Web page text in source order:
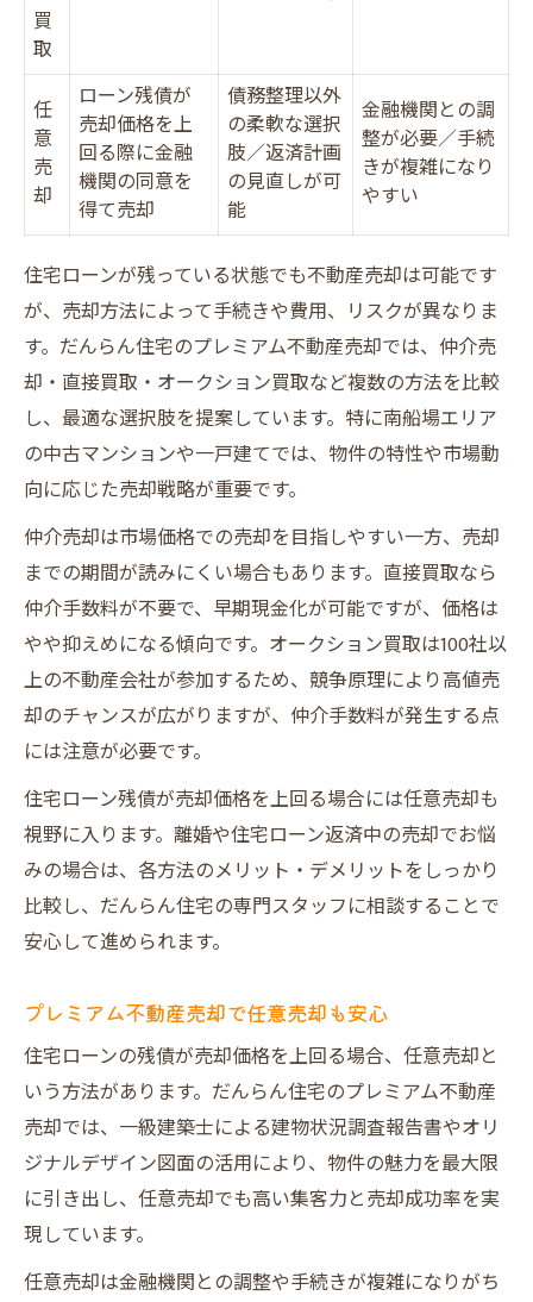
買
取
任
意
売
却
ローン残債が
売却価格を上
回る際に金融
機関の同意を
得て売却
債務整理以外
の柔軟な選択
肢／返済計画
の見直しが可
能
金融機関との調
整が必要／手続
きが複雑になり
やすい
住宅ローンが残っている状態でも不動産売却は可能です
が、売却方法によって手続きや費用、リスクが異なりま
す。だんらん住宅のプレミアム不動産売却では、仲介売
却・直接買取・オークション買取など複数の方法を比較
し、最適な選択肢を提案しています。特に南船場エリア
の中古マンションや一戸建てでは、物件の特性や市場動
向に応じた売却戦略が重要です。
仲介売却は市場価格での売却を目指しやすい一方、売却
までの期間が読みにくい場合もあります。直接買取なら
仲介手数料が不要で、早期現金化が可能ですが、価格は
やや抑えめになる傾向です。オークション買取は100社以
上の不動産会社が参加するため、競争原理により高値売
却のチャンスが広がりますが、仲介手数料が発生する点
には注意が必要です。
住宅ローン残債が売却価格を上回る場合には任意売却も
視野に入ります。離婚や住宅ローン返済中の売却でお悩
みの場合は、各方法のメリット・デメリットをしっかり
比較し、だんらん住宅の専門スタッフに相談することで
安心して進められます。
プレミアム不動産売却で任意売却も安心
住宅ローンの残債が売却価格を上回る場合、任意売却と
いう方法があります。だんらん住宅のプレミアム不動産
売却では、一級建築士による建物状況調査報告書やオリ
ジナルデザイン図面の活用により、物件の魅力を最大限
に引き出し、任意売却でも高い集客力と売却成功率を実
現しています。
任意売却は金融機関との調整や手続きが複雑になりがち